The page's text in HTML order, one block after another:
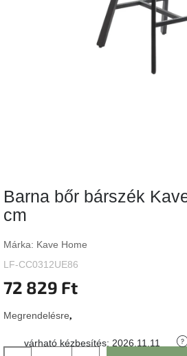
gyűjtemény
Home
gyűjtemény
Richmond
gyűjtemény
line
Barna bőr bárszék
cm
Márka: Kave Home
LF-CC0312UE86
72 829 Ft
Megrendelésre
várható kézbesítés: 2026.11.11